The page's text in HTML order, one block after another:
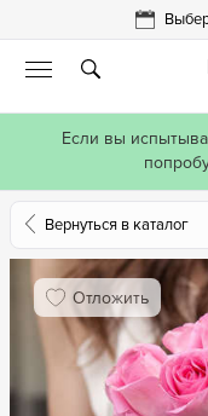
Если вы
Вернуться в каталог
Отложить